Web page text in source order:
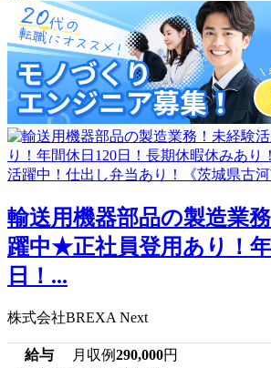
輸送用機器部品の製造業
躍中★正社員登用あり！
日！...
株式会社BREXA Next
給与 月収例290,000円